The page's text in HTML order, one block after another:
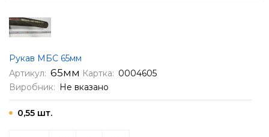
Рукав МБС 65мм
Артикул: 65мм Картка: 0004605
Виробник: Не вказано
0,55 шт.